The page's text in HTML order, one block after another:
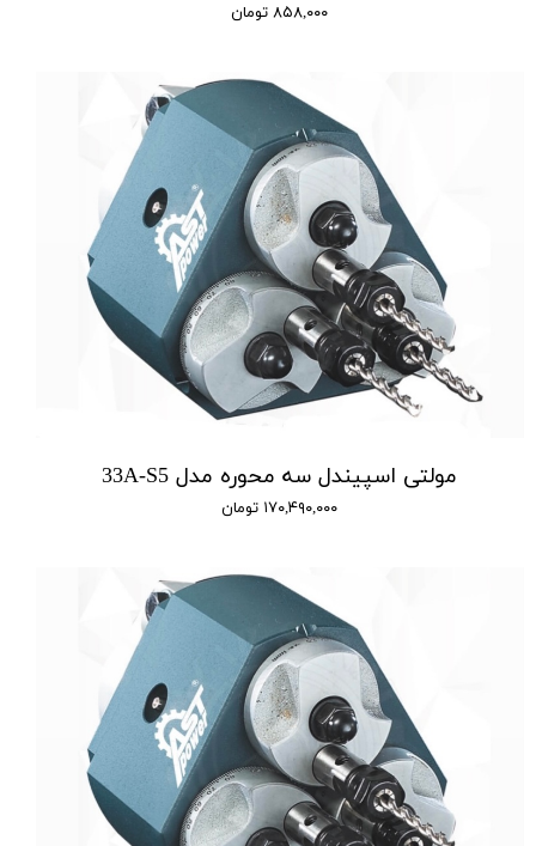
۸۵۸,۰۰۰ تومان
مولتی اسپیندل سه محوره مدل 33A-S5
۱۷۰,۴۹۰,۰۰۰ تومان